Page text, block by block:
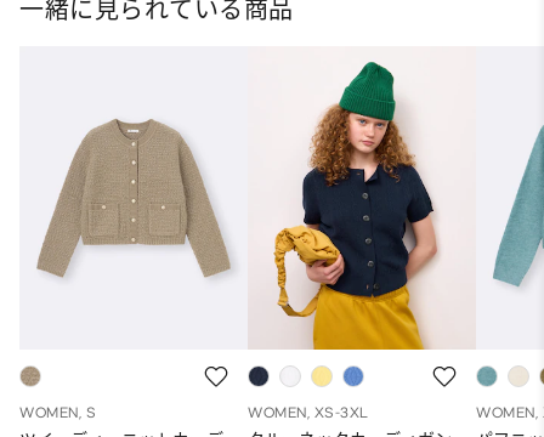
一緒に見られている商品
WOMEN, S WOMEN, XS-3XL WOMEN,